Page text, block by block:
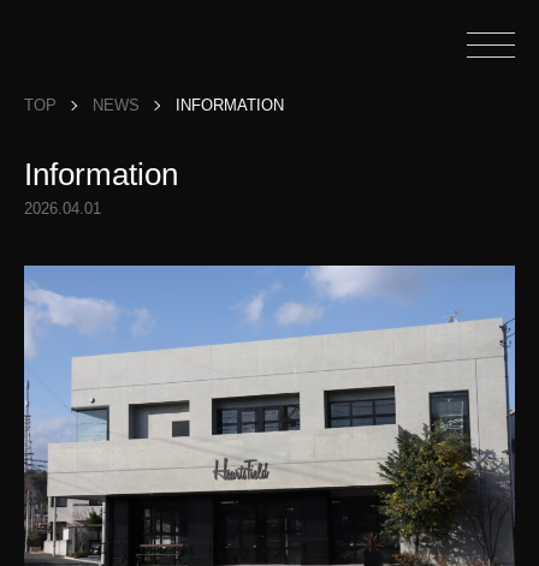
TOP NEWS INFORMATION
Information
2026.04.01